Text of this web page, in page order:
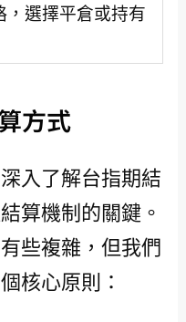
，選擇平倉或持有
方式
入了解台指期結
算機制的關鍵。
些複雜，但我們
核心原則：